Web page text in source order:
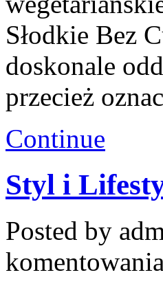
Słodkie Bez
doskonale
przecież
Continue
Styl i
Posted by
komentowania